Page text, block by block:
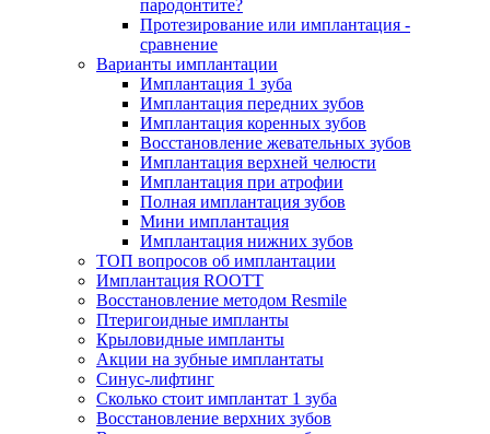
пародонтите?
Протезирование или имплантация -
сравнение
Варианты имплантации
Имплантация 1 зуба
Имплантация передних зубов
Имплантация коренных зубов
Восстановление жевательных зубов
Имплантация верхней челюсти
Имплантация при атрофии
Полная имплантация зубов
Мини имплантация
Имплантация нижних зубов
ТОП вопросов об имплантации
Имплантация ROOTT
Восстановление методом Resmile
Птеригоидные импланты
Крыловидные импланты
Акции на зубные имплантаты
Синус-лифтинг
Сколько стоит имплантат 1 зуба
Восстановление верхних зубов